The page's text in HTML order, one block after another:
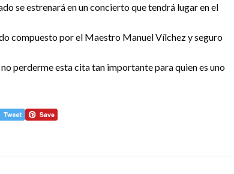
se estrenará en un concierto que tendrá lugar en el
compuesto por el Maestro Manuel Vílchez y seguro
perderme esta cita tan importante para quien es uno